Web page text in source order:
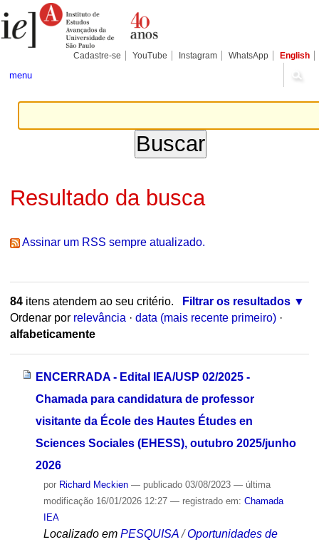
para
conteúdo.
Pessoais
Cadastre-se YouTube Instagram WhatsApp English
menu
Resultado da busca
Assinar um RSS sempre atualizado.
84itens atendem ao seu critério.
Filtrar os resultados
Ordenar por relevância · data (mais recente primeiro) ·
alfabeticamente
ENCERRADA - Edital IEA/USP 02/2025 -
Chamada para candidatura de professor
visitante da École des Hautes Études en
Sciences Sociales (EHESS), outubro 2025/junho
2026
por Richard Meckien — publicado03/08/2023 — última
modificação16/01/2026 12:27 — registrado em: Chamada
IEA
Localizado em PESQUISA /Oportunidades de